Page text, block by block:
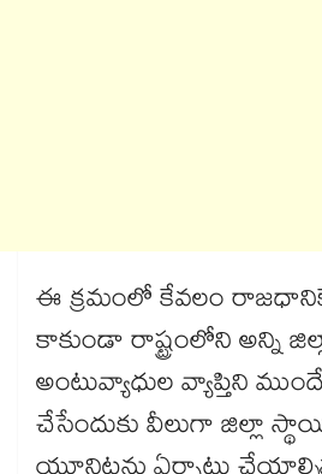
ఈ క్రమంలో కేవలం
కాకుండా రాష్ట్రంలోని అన్ని
అంటువ్యాధుల వ్యాప్తిని ముందే
చేసేందుకు వీలుగా జిల్లా